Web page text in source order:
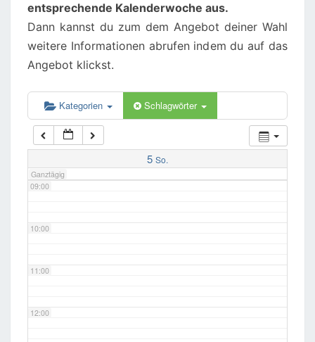
entsprechende Kalenderwoche aus.
Dann kannst du zum dem Angebot deiner Wahl
weitere Informationen abrufen indem du auf das
Angebot klickst.
Kategorien Schlagwörter
5 So.
Ganztägig
06:00
07:00
08:00
09:00
10:00
11:00
12:00